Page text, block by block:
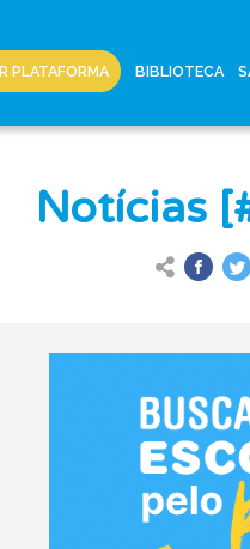
PLATAFORMA BIBLIOTECA
Notícias